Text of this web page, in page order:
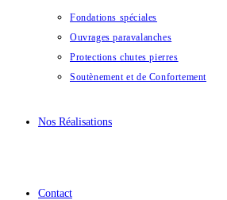
Fondations spéciales
Ouvrages paravalanches
Protections chutes pierres
Soutènement et de Confortement
Nos Réalisations
Contact